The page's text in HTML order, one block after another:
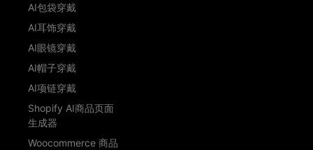
AI包袋穿戴
AI耳饰穿戴
AI眼镜穿戴
AI帽子穿戴
AI项链穿戴
Shopify AI商品页面
生成器
Woocommerce 商品